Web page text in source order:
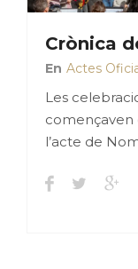
Crònica
En Actes
Les
començaven
l’acte de